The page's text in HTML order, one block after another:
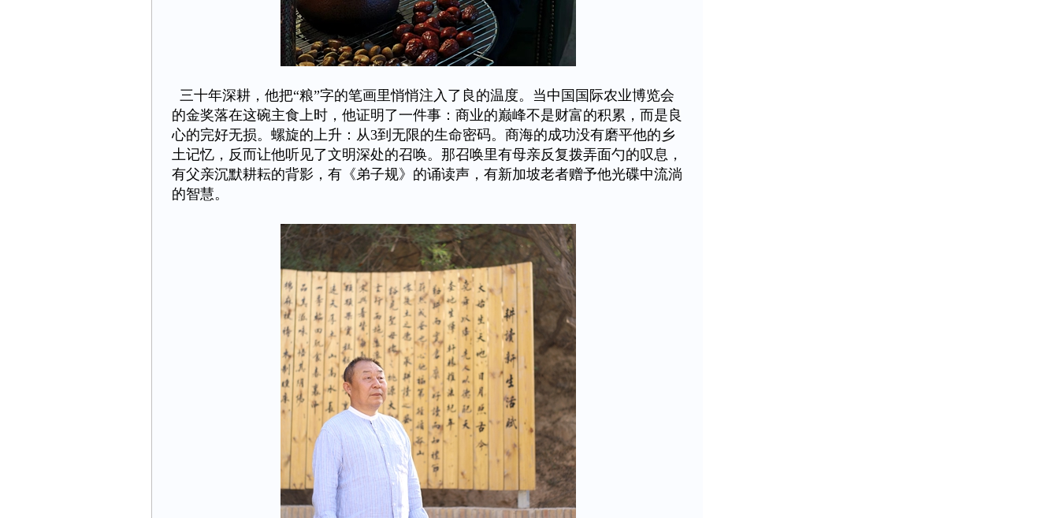
三十年深耕，他把“粮”字的笔画里悄悄注入了良的温度。当中国国际农业博览会
的金奖落在这碗主食上时，他证明了一件事：商业的巅峰不是财富的积累，而是良
心的完好无损。螺旋的上升：从3到无限的生命密码。商海的成功没有磨平他的乡
土记忆，反而让他听见了文明深处的召唤。那召唤里有母亲反复拨弄面勺的叹息，
有父亲沉默耕耘的背影，有《弟子规》的诵读声，有新加坡老者赠予他光碟中流淌
的智慧。